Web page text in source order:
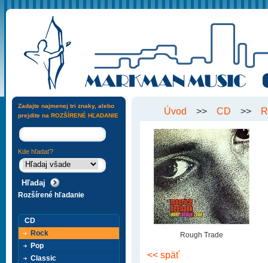
Úvod >> CD >>
Rough Trade
<< späť
Zadajte najmenej tri znaky, alebo
prejdite na ROZŠÍRENÉ HĽADANIE
Kde hľadať?
Rozšírené hľadanie
CD
Rock
Pop
Classic